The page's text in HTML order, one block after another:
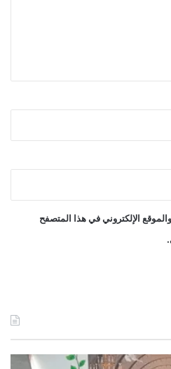
الإلكتروني في هذا المتصفح